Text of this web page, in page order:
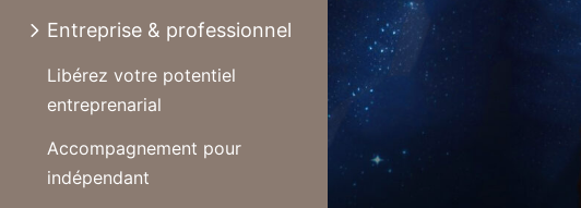
Entreprise & professionnel
Libérez votre potentiel
entreprenarial
Accompagnement pour
indépendant